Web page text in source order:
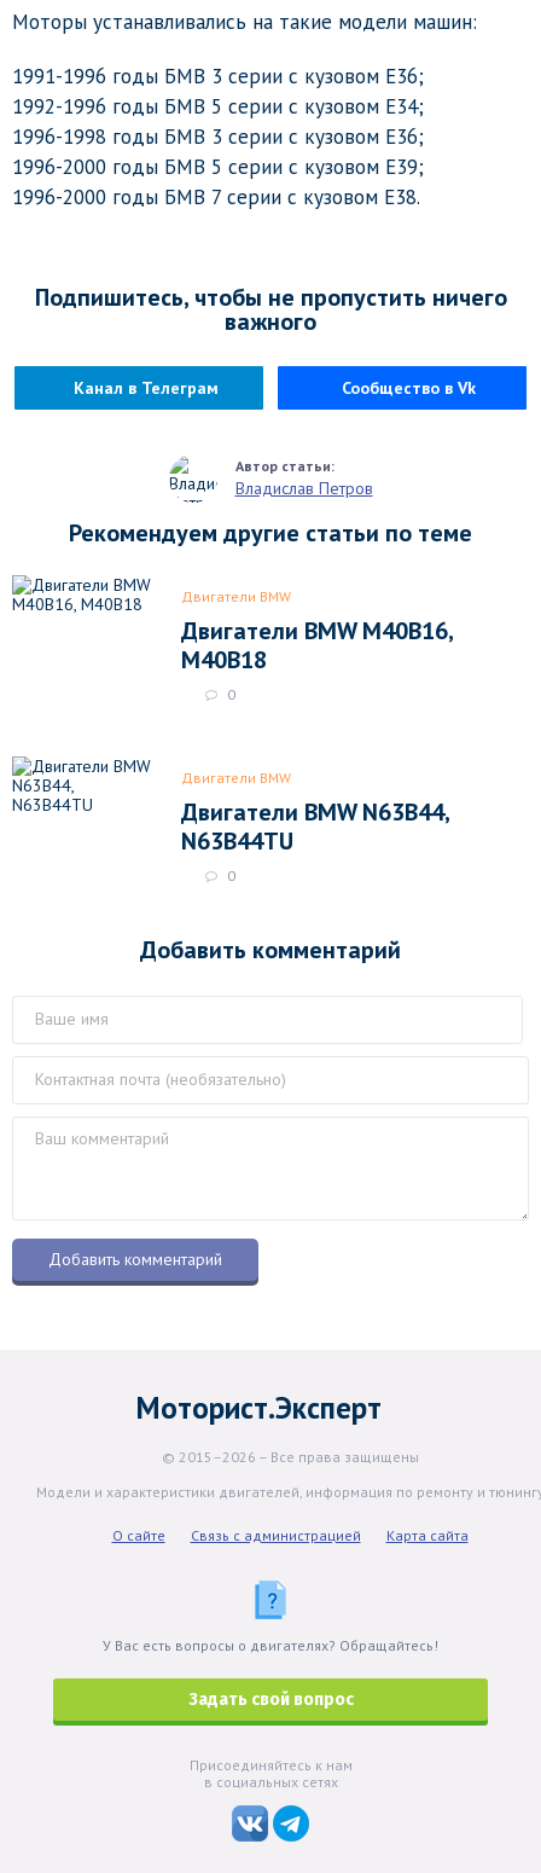
Моторы устанавливались на такие модели машин:
1991-1996 годы БМВ 3 серии с кузовом Е36;
1992-1996 годы БМВ 5 серии с кузовом Е34;
1996-1998 годы БМВ 3 серии с кузовом Е36;
1996-2000 годы БМВ 5 серии с кузовом Е39;
1996-2000 годы БМВ 7 серии с кузовом Е38.
Подпишитесь, чтобы не пропустить ничего
важного
Канал в Телеграм Сообщество в Vk
Владислав Петров
Рекомендуем другие статьи по теме
Двигатели BMW
Двигатели BMW M40B16,
M40B18
0
Двигатели BMW
Двигатели BMW N63B44,
N63B44TU
0
Добавить комментарий
Моторист.Эксперт
© 2015–2026 – Все права защищены
Модели и характеристики двигателей, информация по ремонту и
О сайте Связь с администрацией Карта сайта
У Вас есть вопросы о двигателях? Обращайтесь!
Задать свой вопрос
Присоединяйтесь к нам
в социальных сетях